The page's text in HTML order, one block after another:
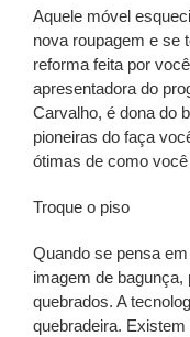
Aquele móvel
nova roupagem e se
reforma feita por
apresentadora do
Carvalho, é dona do
pioneiras do faça
ótimas de como
Troque o piso
Quando se pensa
imagem de
quebrados. A
quebradeira.